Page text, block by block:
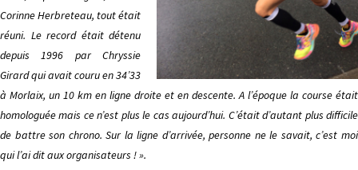
Corinne Herbreteau, tout était
réuni. Le record était détenu
depuis 1996 par Chryssie
Girard qui avait couru en 34’33
à Morlaix, un 10 km en ligne droite et en descente. A l’époque la course était
homologuée mais ce n’est plus le cas aujourd’hui. C’était d’autant plus difficile
de battre son chrono. Sur la ligne d’arrivée, personne ne le savait, c’est moi
qui l’ai dit aux organisateurs ! ».